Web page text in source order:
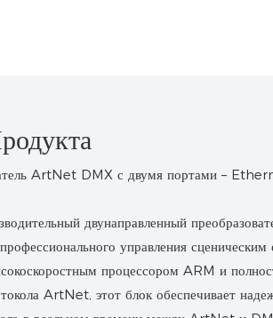
двунаправленный
управления
процессором ARM и
ArtNet, этот блок обеспечивает